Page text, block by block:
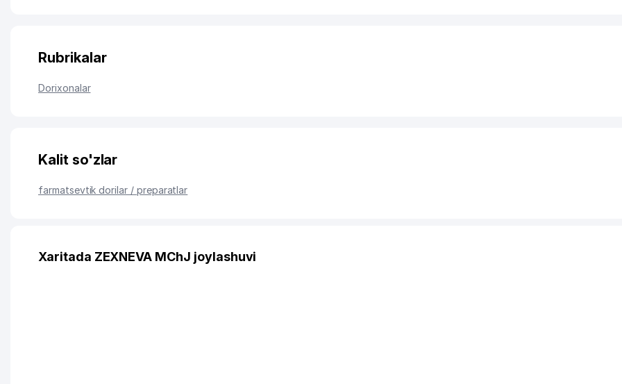
Rubrikalar
Dorixonalar
Kalit so'zlar
farmatsevtik dorilar / preparatlar
Xaritada ZEXNEVA MChJ joylashuvi